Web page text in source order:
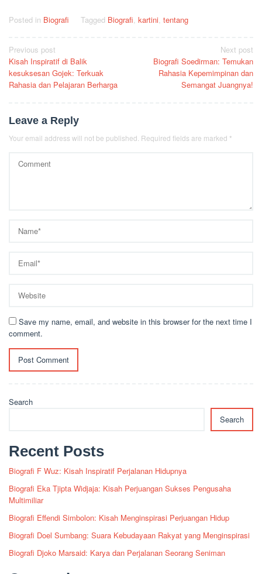
Posted in Biografi Tagged Biografi kartini tentang
Post
navigation
Previous post
Kisah Inspiratif di Balik
kesuksesan Gojek: Terkuak
Rahasia dan Pelajaran Berharga
Next post
Biografi Soedirman: Temukan
Rahasia Kepemimpinan dan
Semangat Juangnya!
Leave a Reply
Your email address will not be published. Required fields are marked *
Save my name, email, and website in this browser for the next time I
comment.
Search
Search
Recent Posts
Biografi F Wuz: Kisah Inspiratif Perjalanan Hidupnya
Biografi Eka Tjipta Widjaja: Kisah Perjuangan Sukses Pengusaha
Multimiliar
Biografi Effendi Simbolon: Kisah Menginspirasi Perjuangan Hidup
Biografi Doel Sumbang: Suara Kebudayaan Rakyat yang Menginspirasi
Biografi Djoko Marsaid: Karya dan Perjalanan Seorang Seniman